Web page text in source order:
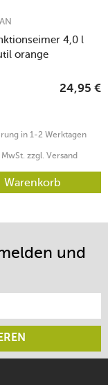
4,0 l
orange
in 1-2 Werktagen
24,95 €
zzgl. Versand
Warenkorb
und